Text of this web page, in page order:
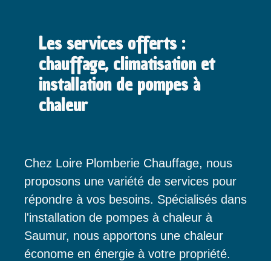
Les services offerts :
chauffage, climatisation et
installation de pompes à
chaleur
Chez Loire Plomberie Chauffage, nous
proposons une variété de services pour
répondre à vos besoins. Spécialisés dans
l'installation de pompes à chaleur à
Saumur, nous apportons une chaleur
économe en énergie à votre propriété.